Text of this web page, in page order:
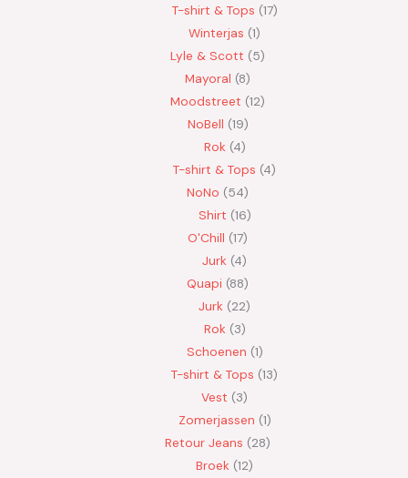
T-shirt & Tops 17
Winterjas 1
Lyle & Scott
5
Mayoral 8
Moodstreet 12
NoBell 19
Rok 4
T-shirt & Tops 4
NoNo
54
Shirt 16
O'Chill 17
Jurk 4
Quapi 88
Jurk
22
Rok 3
Schoenen 1
T-shirt & Tops 13
Vest
3
Zomerjassen 1
Retour Jeans
28
Broek 12